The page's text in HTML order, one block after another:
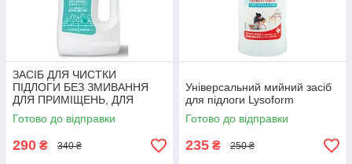
ЗАСІБ ДЛЯ ЧИСТКИ
ПІДЛОГИ БЕЗ ЗМИВАННЯ
ДЛЯ ПРИМІЩЕНЬ, ДЛЯ
ДОМАШНІХ ТВАРИН Свіжий
АЛОЕ 1250 МЛ
Готово до відправки
290 ₴ 340 ₴
Універсальний мийний засіб
для підлоги Lysoform
Готово до відправки
235 ₴ 250 ₴